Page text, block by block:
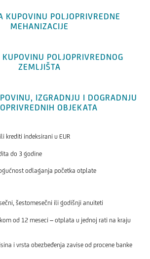
KUPOVINU POLJOPRIVREDNE
MEHANIZACIJE
POLJOPRIVREDNOG
ZEMLJIŠTA
IZGRADNJU I DOGRADNJU
OBJEKATA
krediti indeksirani u EUR
do 3 godine
odlaganja početka otplate
šestomesečni ili godišnji anuiteti
od 12 meseci – otplata u jednoj rati na kraju
i vrsta obezbeđenja zavise od procene banke